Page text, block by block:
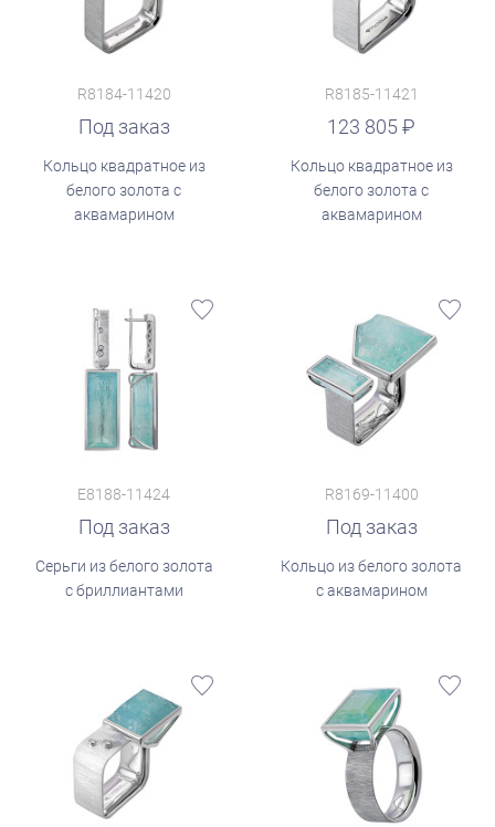
R8184-11420
Под заказ
Кольцо квадратное из
белого золота с
аквамарином
R8185-11421
123 805
руб.
Кольцо квадратное из
белого золота с
аквамарином
E8188-11424
Под заказ
Серьги из белого золота
с бриллиантами
R8169-11400
Под заказ
Кольцо из белого золота
с аквамарином